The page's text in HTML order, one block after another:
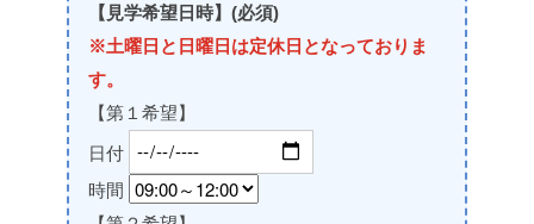
【見学希望日時】(必須)
※土曜日と日曜日は定休日となっておりま
す。
【第１希望】
日付
時間